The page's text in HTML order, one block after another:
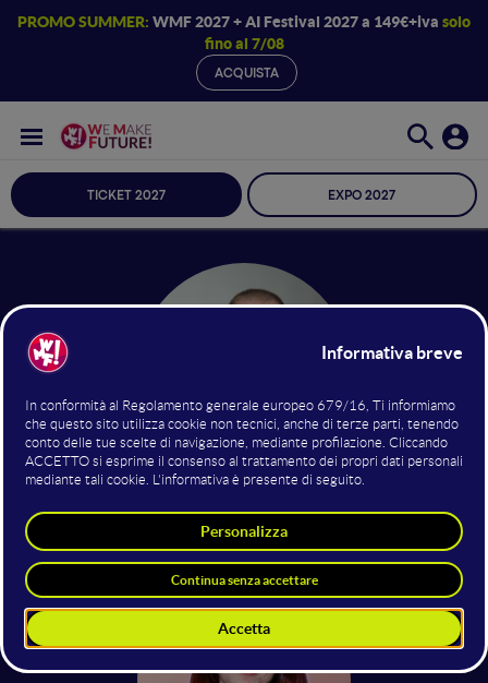
PROMO SUMMER: WMF 2027 + AI Festival 2027 a 149€+iva solo
fino al 7/08
ACQUISTA
TICKET 2027 EXPO 2027
Cantautore, autore di giochi,
divulgatore e attivista